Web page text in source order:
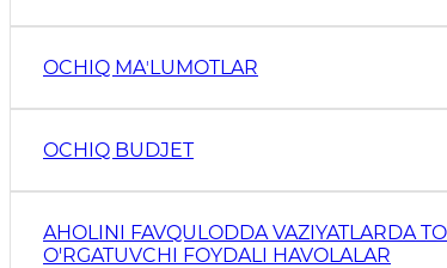
OCHIQ MAʼLUMOTLAR
OCHIQ BUDJET
AHOLINI FAVQULODDA VAZIYATLARDA
O'RGATUVCHI FOYDALI HAVOLALAR